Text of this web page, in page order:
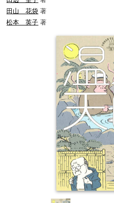
田山 花袋 著
松本 英子 著